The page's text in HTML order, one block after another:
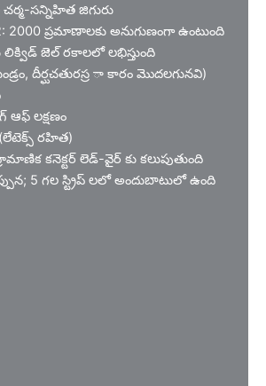
సన్నిహిత జిగురు
2000 ప్రమాణాలకు అనుగుణంగా ఉంటుంది
జెల్ రకాలలో లభిస్తుంది
దీర్ఘచతురస్ర ా కారం మొదలగునవి)
ఆఫ్ లక్షణం
రహిత)
కనెక్టర్ లెడ్-వైర్ కు కలుపుతుంది
5 గల స్ట్రిప్ లలో అందుబాటులో ఉంది